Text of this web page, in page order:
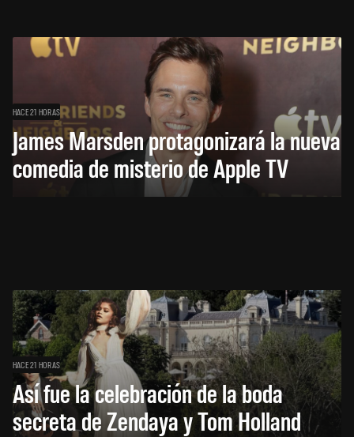
HACE 21 HORAS
James Marsden protagonizará la nueva
comedia de misterio de Apple TV
HACE 21 HORAS
Así fue la celebración de la boda
secreta de Zendaya y Tom Holland